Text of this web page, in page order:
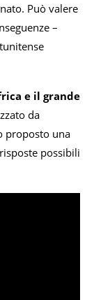
Può valere
–
e il grande
da
proposto una
possibili